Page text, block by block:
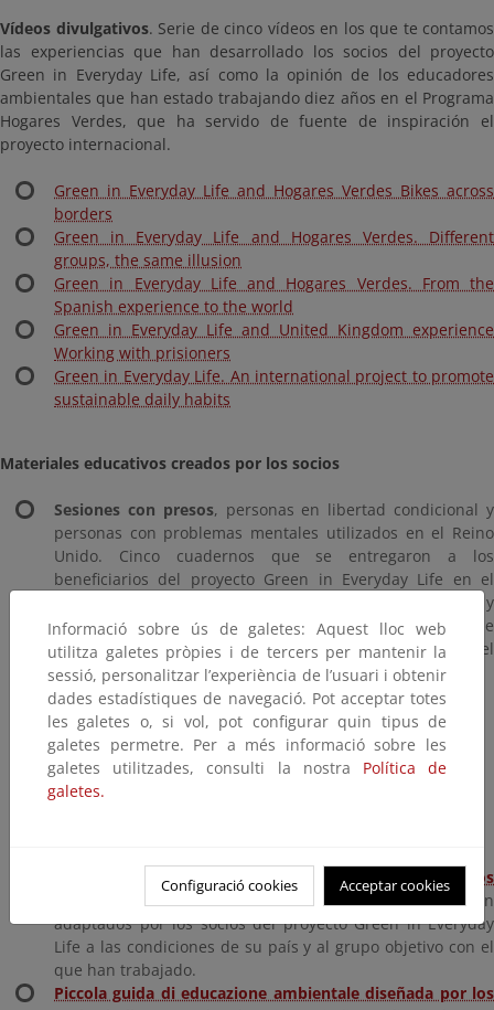
Vídeos divulgativos. Serie de cinco vídeos en los que te contamos
las experiencias que han desarrollado los socios del proyecto
Green in Everyday Life, así como la opinión de los educadores
ambientales que han estado trabajando diez años en el Programa
Hogares Verdes, que ha servido de fuente de inspiración el
proyecto internacional.
Green in Everyday Life and Hogares Verdes Bikes across
borders
Green in Everyday Life and Hogares Verdes. Different
groups, the same illusion
Green in Everyday Life and Hogares Verdes. From the
Spanish experience to the world
Green in Everyday Life and United Kingdom experience
Working with prisioners
Green in Everyday Life. An international project to promote
sustainable daily habits
Materiales educativos creados por los socios
Sesiones con presos, personas en libertad condicional y
personas con problemas mentales utilizados en el Reino
Unido. Cinco cuadernos que se entregaron a los
beneficiarios del proyecto Green in Everyday Life en el
Reino Unido (presos, personas en libertad condicional y
personas con problemas mentales), adaptados al perfil de
los beneficiarios y las condiciones sociales y climáticas del
Reino Unido.
Student's book Energy
Student's Climate change
Student's Transport
Student's Water
Cuestionarios iniciales y finales adaptados y utilizados
por los socios del proyecto
. Cuestionarios de evaluación
adaptados por los socios del proyecto Green in Everyday
Life a las condiciones de su país y al grupo objetivo con el
que han trabajado.
Piccola guida di educazione ambientale diseñada por los
Informació sobre ús de galetes: Aquest lloc web
utilitza galetes pròpies i de tercers per mantenir la
sessió, personalitzar l’experiència de l’usuari i obtenir
dades estadístiques de navegació. Pot acceptar totes
les galetes o, si vol, pot configurar quin tipus de
galetes permetre. Per a més informació sobre les
galetes utilitzades, consulti la nostra Política de
galetes.
Configuració cookies Acceptar cookies